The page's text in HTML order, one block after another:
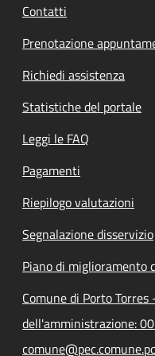
Contatti
Prenotazione
Richiedi assistenza
Statistiche del portale
Leggi le FAQ
Pagamenti
Riepilogo valutazioni
Segnalazione disservizio
Piano di miglioramento
Comune di Porto
dell'amministrazione: